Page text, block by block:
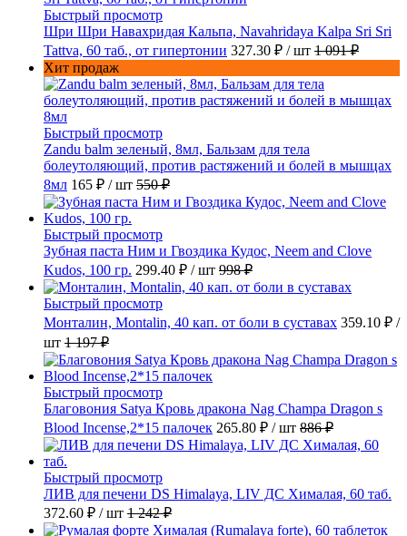
Быстрый просмотр
Шри Шри Навахридая Кальпа, Navahridaya Kalpa Sri Sri
Tattva, 60 таб., от гипертонии 327.30 ₽ / шт 1 091 ₽
Хит продаж
Быстрый просмотр
Zandu balm зеленый, 8мл, Бальзам для тела
болеутоляющий, против растяжений и болей в мышцах
8мл 165 ₽ / шт 550 ₽
Быстрый просмотр
Зубная паста Ним и Гвоздика Кудос, Neem and Clove
Kudos, 100 гр. 299.40 ₽ / шт 998 ₽
Быстрый просмотр
Монталин, Montalin, 40 кап. от боли в суставах 359.10 ₽ /
шт 1 197 ₽
Быстрый просмотр
Благовония Satya Кровь дракона Nag Champa Dragon s
Blood Incense,2*15 палочек 265.80 ₽ / шт 886 ₽
Быстрый просмотр
ЛИВ для печени DS Himalaya, LIV ДС Хималая, 60 таб.
372.60 ₽ / шт 1 242 ₽